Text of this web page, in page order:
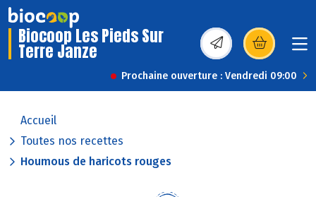
Biocoop Les Pieds Sur
Terre Janze (s’ouvre dans une
Prochaine ouverture : Vendredi 09:00
Accueil
Toutes nos recettes
Houmous de haricots rouges